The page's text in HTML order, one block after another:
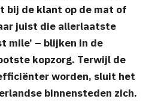
bij de klant op de mat of
juist die allerlaatste
mile’ – blijken in de
kopzorg. Terwijl de
worden, sluit het
binnensteden zich.